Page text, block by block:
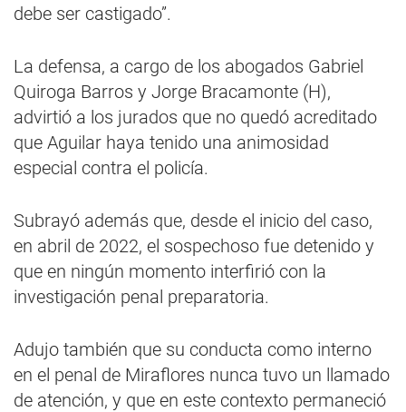
debe ser castigado”.
La defensa, a cargo de los abogados Gabriel
Quiroga Barros y Jorge Bracamonte (H),
advirtió a los jurados que no quedó acreditado
que Aguilar haya tenido una animosidad
especial contra el policía.
Subrayó además que, desde el inicio del caso,
en abril de 2022, el sospechoso fue detenido y
que en ningún momento interfirió con la
investigación penal preparatoria.
Adujo también que su conducta como interno
en el penal de Miraflores nunca tuvo un llamado
de atención, y que en este contexto permaneció